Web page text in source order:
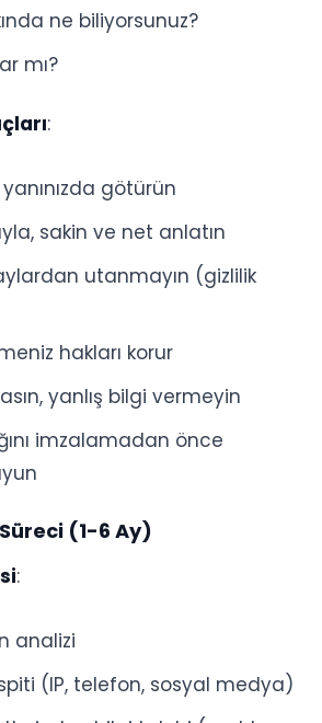
ne biliyorsunuz?
mı?
:
götürün
sakin ve net anlatın
utanmayın (gizlilik
hakları korur
yanlış bilgi vermeyin
imzalamadan önce
(1-6 Ay)
:
analizi
(IP, telefon, sosyal medya)